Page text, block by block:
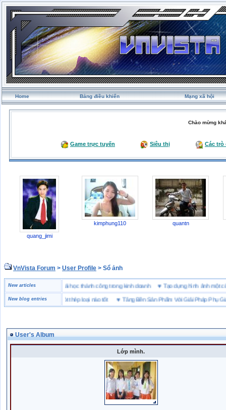
Home Bảng điều khiển Mạng xã hội
Chào mừng
Game trực tuyến Siêu thị Các trò
quang_jimi
kimphung110 quantn
VnVista Forum > User Profile > Sổ ảnh
New articles
biệt” của Microsoft ♥4 bài học thành công trong kinh doanh♥Tạo dựng hình ảnh
New blog entries
bảo hộ lót Kevlar và lót thép loại nào tốt♥ Tăng Bền Sản Phẩm Với Giải Pháp Phụ Gia
User's Album
Lớp mình.